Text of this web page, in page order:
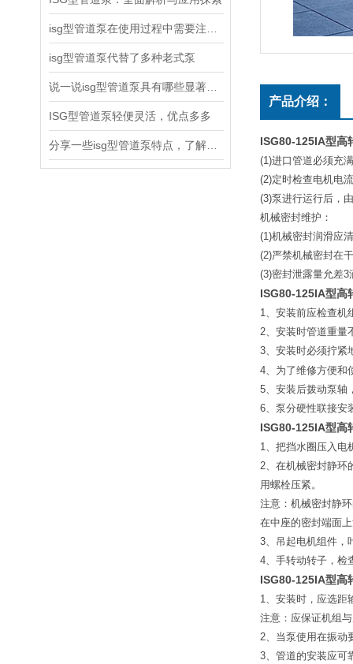
isg型管道泵代替了多种老式泵
ISG型管道泵轻便灵活，优点多多
产品介绍：
ISG80-125IA型高
(1)进口管道必须充
(2)定时检查电机电
(3)泵进行运行后，
机械密封维护：
(1)机械密封润滑应
(2)严禁机械密封在
(3)密封泄露量允差3
ISG80-125IA型高
1、安装前应检查机
2、安装时管道重量
3、安装时必须拧紧
4、为了维修方便和
5、安装后拨动泵轴
6、泵分硬性联接安
ISG80-125IA型高
1、把挡水圈压入电
2、在机械密封静环
用螺栓压紧。
注意：机械密封静
在中座的密封端面
3、吊起电机组件，
4、手转动转子，检
ISG80-125IA型高
1、安装时，应选距
注意：应保证机组
2、当泵使用在振动
3、管道的安装应可